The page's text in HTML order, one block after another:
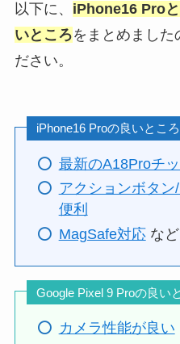
以下に、 iPhone16 Pro
いところをまとめました
ださい。
iPhone16 Proの良いところ
最新のA18Proチ
アクションボタ
便利
MagSafe対応など
Google Pixel 9 Proの良い
カメラ性能が良い